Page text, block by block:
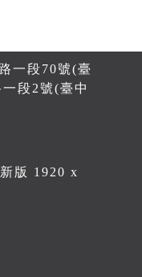
一段70號(臺
段2號(臺中
版 1920 x